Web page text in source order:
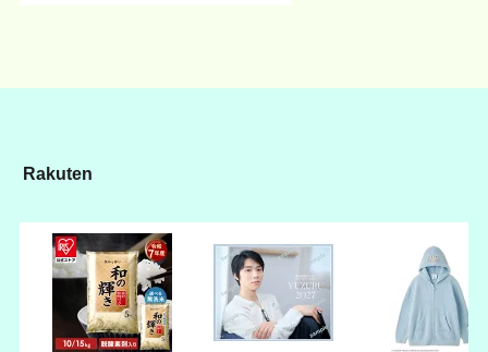
Rakuten